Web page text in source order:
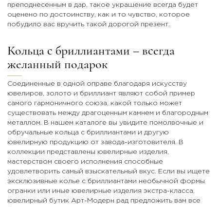
преподнесенным в дар, такое украшение всегда будет
оценено по достоинству, как и то чувство, которое
побудило вас вручить такой дорогой презент.
Кольца с бриллиантами – всегда
желанный подарок
Соединенные в одной оправе благодаря искусству
ювелиров, золото и бриллиант являют собой пример
самого гармоничного союза, какой только может
существовать между драгоценным камнем и благородным
металлом. В нашем каталоге вы увидите помолвочные и
обручальные кольца с бриллиантами и другую
ювелирную продукцию от завода-изготовителя. В
коллекции представлены ювелирные изделия,
мастерством своего исполнения способные
удовлетворить самый взыскательный вкус. Если вы ищете
эксклюзивные колье с бриллиантами необычной формы
огранки или иные ювелирные изделия экстра-класса,
ювелирный бутик Арт-Модерн рад предложить вам все